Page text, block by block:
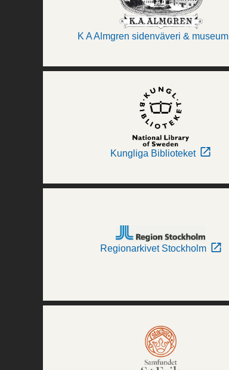
K A Almgren sidenväveri & museum
Kungliga Biblioteket
Regionarkivet Stockholm